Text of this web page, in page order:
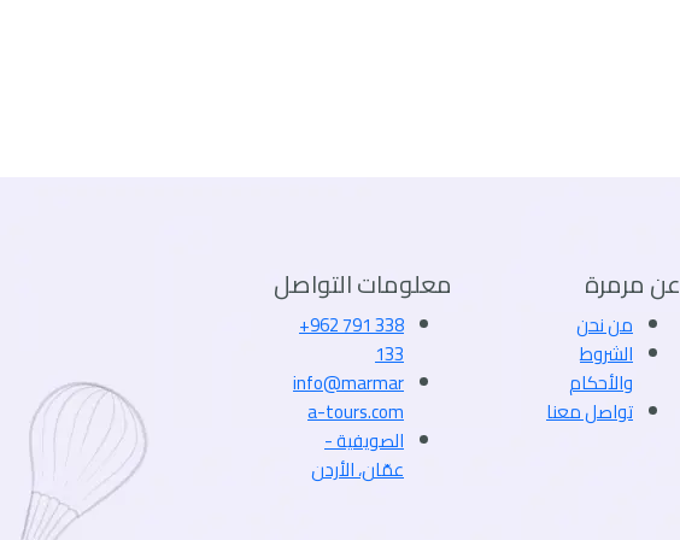
عن مرمرة
من نحن
الشروط
والأحكام
تواصل معنا
معلومات التواصل
+962 791 338
133
info@marmar
a-tours.com
الصويفية -
عمّان، الأردن